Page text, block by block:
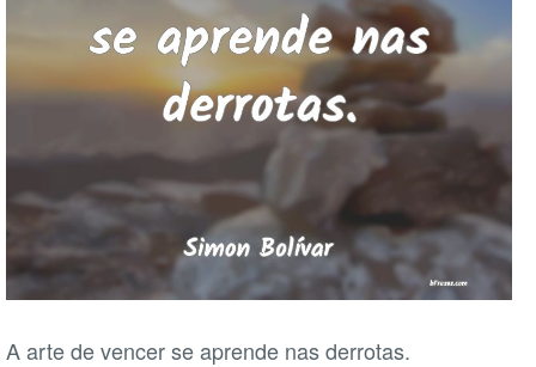
A arte de vencer se aprende nas derrotas.